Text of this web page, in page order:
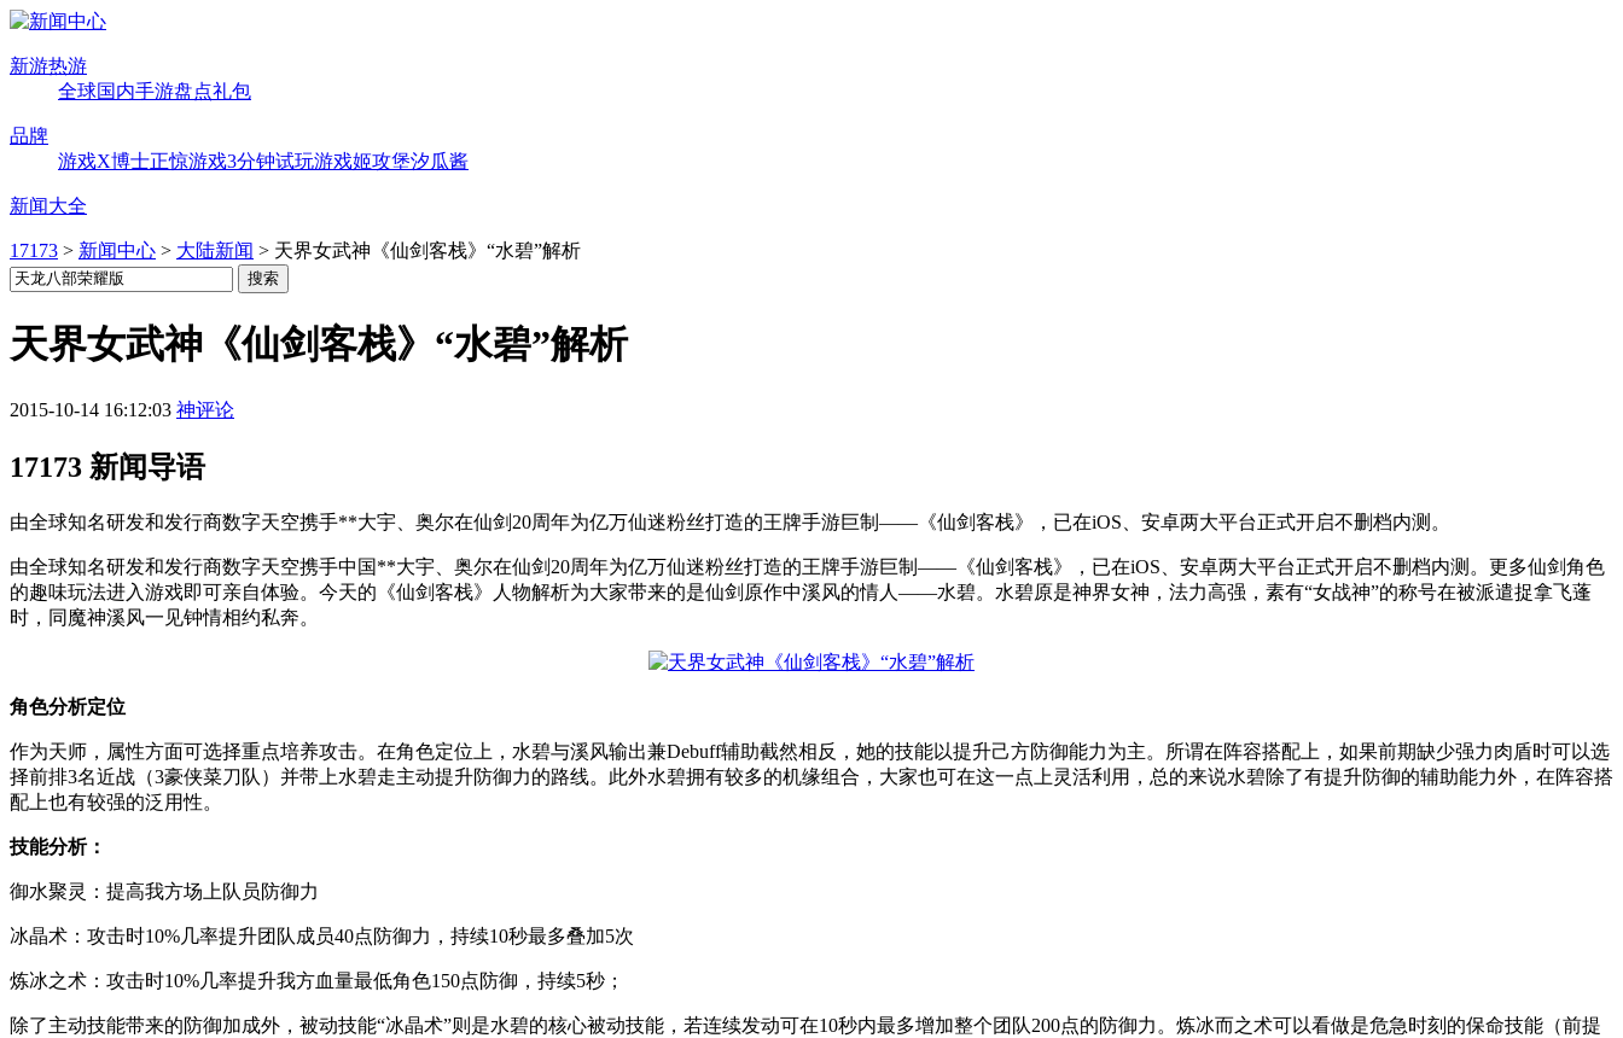
新游热游
全球国内手游盘点礼包
品牌
游戏X博士正惊游戏3分钟试玩游戏姬攻堡汐瓜酱
新闻大全
17173 > 新闻中心 > 大陆新闻 > 天界女武神《仙剑客栈》“水碧”解析
天界女武神《仙剑客栈》“水碧”解析
2015-10-14 16:12:03 神评论
17173 新闻导语
​由全球知名研发和发行商数字天空携手**大宇、奥尔在仙剑20周年为亿万仙迷粉丝打造的王牌手游巨制——《仙剑客栈》，已在iOS、安卓两大平台正式开启不删档内测。
由全球知名研发和发行商数字天空携手中国**大宇、奥尔在仙剑20周年为亿万仙迷粉丝打造的王牌手游巨制——《仙剑客栈》，已在iOS、安卓两大平台正式开启不删档内测。更多仙剑角色
的趣味玩法进入游戏即可亲自体验。今天的《仙剑客栈》人物解析为大家带来的是仙剑原作中溪风的情人——水碧。水碧原是神界女神，法力高强，素有“女战神”的称号在被派遣捉拿飞蓬
时，同魔神溪风一见钟情相约私奔。
角色分析定位
作为天师，属性方面可选择重点培养攻击。在角色定位上，水碧与溪风输出兼Debuff辅助截然相反，她的技能以提升己方防御能力为主。所谓在阵容搭配上，如果前期缺少强力肉盾时可以选
择前排3名近战（3豪侠菜刀队）并带上水碧走主动提升防御力的路线。此外水碧拥有较多的机缘组合，大家也可在这一点上灵活利用，总的来说水碧除了有提升防御的辅助能力外，在阵容搭
配上也有较强的泛用性。
技能分析：
御水聚灵：提高我方场上队员防御力
冰晶术：攻击时10%几率提升团队成员40点防御力，持续10秒最多叠加5次
炼冰之术：攻击时10%几率提升我方血量最低角色150点防御，持续5秒；
除了主动技能带来的防御加成外，被动技能“冰晶术”则是水碧的核心被动技能，若连续发动可在10秒内最多增加整个团队200点的防御力。炼冰而之术可以看做是危急时刻的保命技能（前提